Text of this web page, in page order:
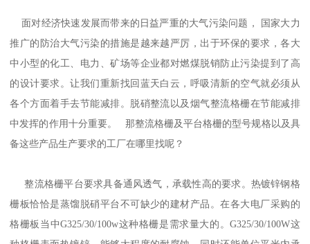
面对经济快速发展而带来的日益严重的大气污染问题， 国家大力
推广的防治大气污染的措施是越来越严厉，出于环保的要求，各大
中小型的化工、电力、矿场等企业都对燃煤脱销防止污染提到了高
的设计要求。让我们重新找回蓝天白云，呼吸清新的空气就必须从
各个方面着手去节能减排。脱硝整流以及烟气整流格栅在节能减排
中发挥的作用十分重要。 那整流格栅及平台格栅的型号规格以及具
备这些产品生产要求的工厂在哪里找呢？
整流格栅平台要求具备通风透气，承载性高的要求。热镀锌钢格
栅板恰恰是蒸馏脱硝平台不可缺少的建材产品。在各大电厂采购的
格栅板当中G325/30/100w这种格栅是需求量大的。G325/30/100W这